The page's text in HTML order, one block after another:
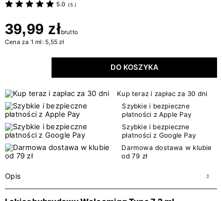
5.0 ( 5 )
39,99 złbrutto
Cena za 1 ml: 5,55 zł
DO KOSZYKA
Kup teraz i zapłac za 30 dni
Szybkie i bezpieczne
płatności z Apple Pay
Szybkie i bezpieczne
płatności z Google Pay
Darmowa dostawa w klubie
od 79 zł
Opis